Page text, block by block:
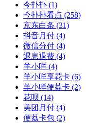
今扑扑 (1)
今扑扑看点 (258)
京东白条 (31)
抖音月付 (4)
微信分付 (4)
退息退费 (4)
羊小咩 (4)
羊小咩享花卡 (6)
羊小咩便荔卡 (2)
花呗 (14)
美团月付 (4)
便荔卡包 (2)